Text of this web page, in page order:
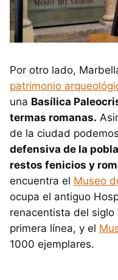
Por otro lado,
patrimonio
una Basílica
termas romanas.
de la ciudad
defensiva de la
restos fenicios y
encuentra el Museo
ocupa el antiguo
renacentista del siglo
primera línea, y el
1000 ejemplares.